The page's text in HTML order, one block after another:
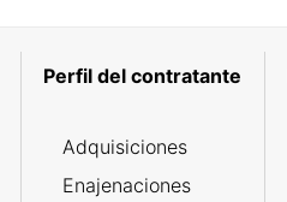
Perfil del contratante
Adquisiciones
Enajenaciones